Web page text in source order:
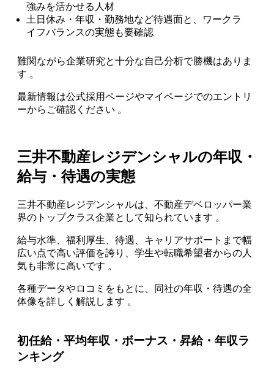
強みを活かせる人材
土日休み・年収・勤務地など待遇面と、ワークラ
イフバランスの実態も要確認
難関ながら企業研究と十分な自己分析で勝機はありま
す 。
最新情報は公式採用ページやマイページでのエントリ
ーからご確認ください 。
三井不動産レジデンシャルの年収・
給与・待遇の実態
三井不動産レジデンシャルは、不動産デベロッパー業
界のトップクラス企業として知られています 。
給与水準、福利厚生、待遇、キャリアサポートまで幅
広い点で高い評価を誇り、学生や転職希望者からの人
気も非常に高いです 。
各種データやロコミをもとに、同社の年収・待遇の全
体像を詳しく解説します 。
初任給・平均年収・ボーナス・昇給・年収ラ
ンキング